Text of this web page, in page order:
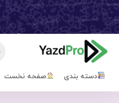
دسته بندی صفحه نخست